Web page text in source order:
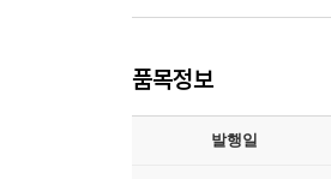
품목정보
발행일